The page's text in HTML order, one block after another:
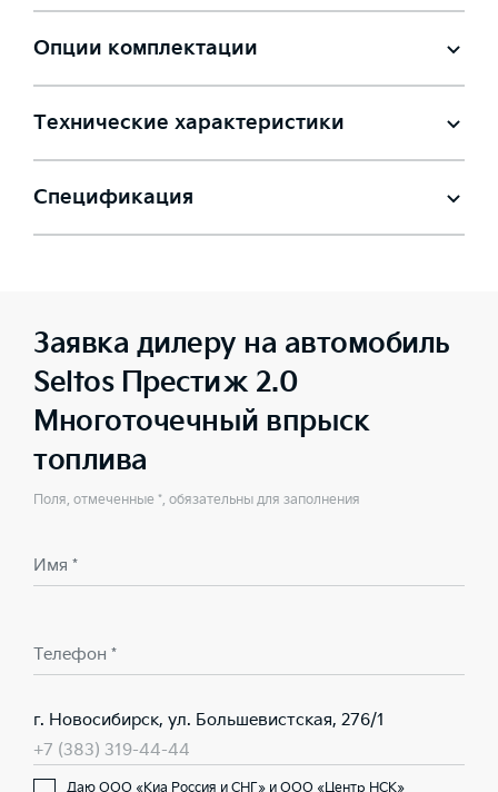
Опции комплектации
Технические характеристики
Спецификация
Заявка дилеру на автомобиль
Seltos Престиж 2.0
Многоточечный впрыск
топлива
Поля, отмеченные *, обязательны для заполнения
Имя *
Телефон *
г. Новосибирск, ул. Большевистская, 276/1
+7 (383) 319-44-44
Даю ООО «Киа Россия и СНГ» и ООО «Центр НСК»